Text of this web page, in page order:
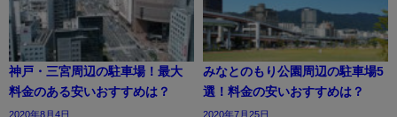
神戸・三宮周辺の駐車場！最大
料金のある安いおすすめは？
2020年8月4日
みなとのもり公園周辺の駐車場5
選！料金の安いおすすめは？
2020年7月25日